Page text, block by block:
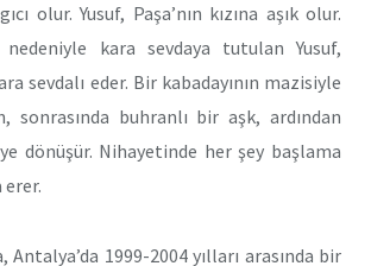
olur. Yusuf, Paşa’nın kızına aşık olur.
nedeniyle kara sevdaya tutulan Yusuf,
sevdalı eder. Bir kabadayının mazisiyle
sonrasında buhranlı bir aşk, ardından
dönüşür. Nihayetinde her şey başlama
erer.
Antalya’da 1999-2004 yılları arasında bir